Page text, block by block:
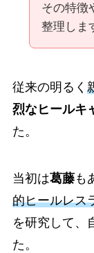
その特徴
整理しま
従来の明るく
烈なヒールキ
た。
当初は葛藤も
的ヒールレス
を研究して、
た。